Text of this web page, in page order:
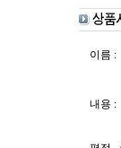
이름 :
내용 :